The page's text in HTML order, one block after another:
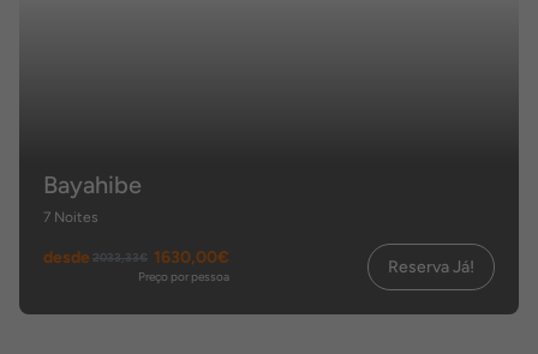
Bayahibe
7 Noites
desde 2033,33€ 1630,00€
Preço por pessoa Reserva Já!